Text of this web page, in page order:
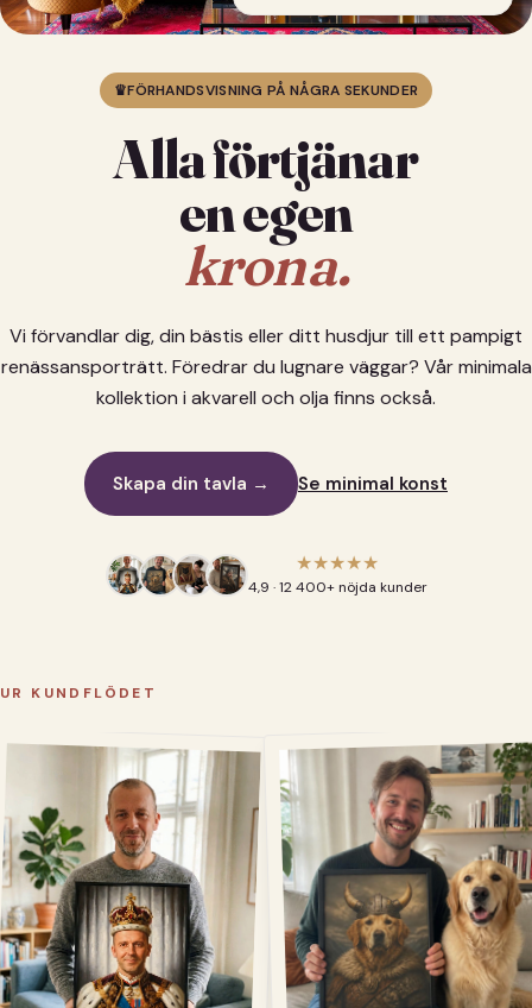
♛FÖRHANDSVISNING PÅ NÅGRA SEKUNDER
Alla förtjänar
en egen
krona.
Vi förvandlar dig, din bästis eller ditt husdjur till ett pampigt
renässansporträtt. Föredrar du lugnare väggar? Vår minimala
kollektion i akvarell och olja finns också.
Skapa din tavla → Se minimal konst
★★★★★
4,9 · 12 400+ nöjda kunder
UR KUNDFLÖDET